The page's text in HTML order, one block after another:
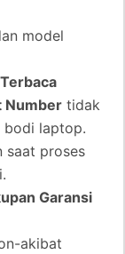
model
Number tidak
bodi laptop.
saat proses
Garansi
akibat